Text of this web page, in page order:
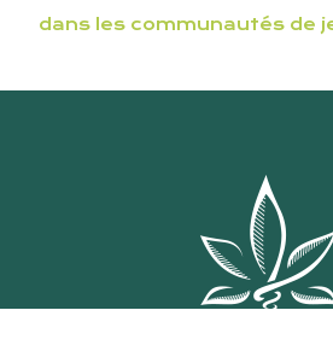
dans les communautés de